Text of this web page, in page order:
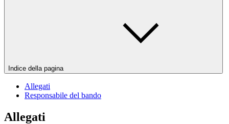
Indice della pagina
Allegati
Responsabile del bando
Allegati